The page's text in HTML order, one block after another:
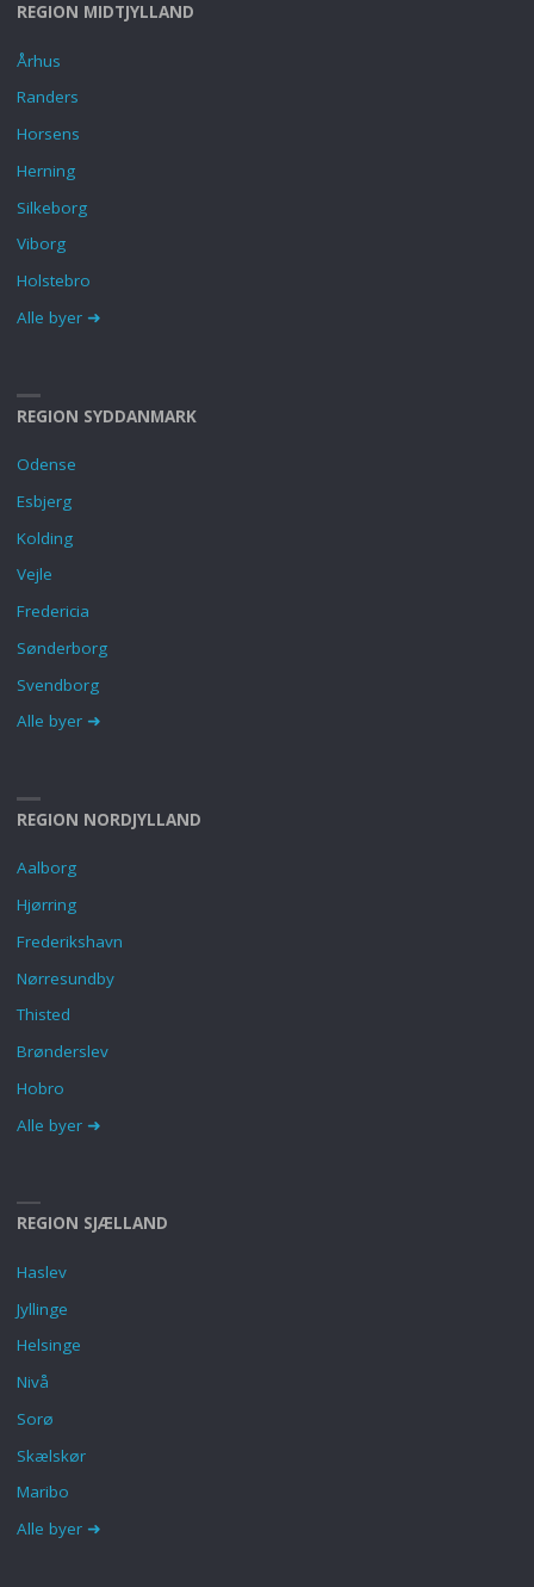
REGION MIDTJYLLAND
Århus
Randers
Horsens
Herning
Silkeborg
Viborg
Holstebro
Alle byer ➜
REGION SYDDANMARK
Odense
Esbjerg
Kolding
Vejle
Fredericia
Sønderborg
Svendborg
Alle byer ➜
REGION NORDJYLLAND
Aalborg
Hjørring
Frederikshavn
Nørresundby
Thisted
Brønderslev
Hobro
Alle byer ➜
REGION SJÆLLAND
Haslev
Jyllinge
Helsinge
Nivå
Sorø
Skælskør
Maribo
Alle byer ➜